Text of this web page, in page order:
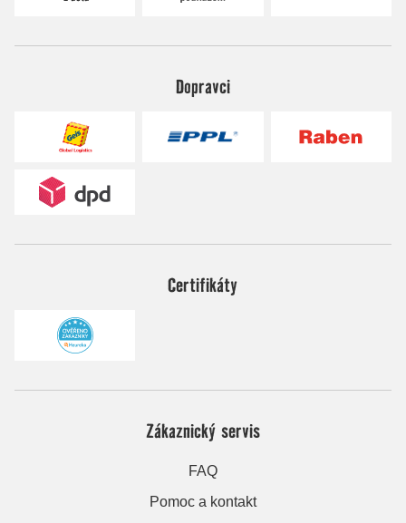
Dopravci
Certifikáty
Zákaznický servis
FAQ
Pomoc a kontakt